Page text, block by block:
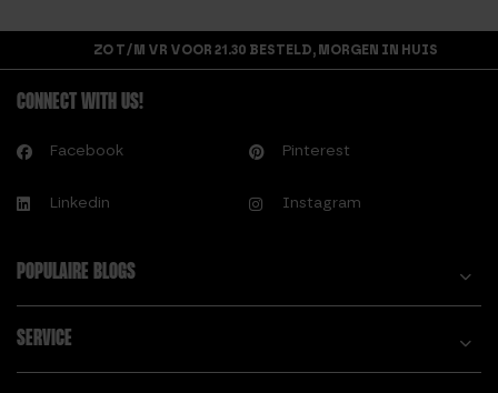
ZO T/M VR VOOR 21.30 BESTELD, MORGEN IN HUIS
CONNECT WITH US!
Facebook Pinterest
Linkedin Instagram
POPULAIRE BLOGS
SERVICE